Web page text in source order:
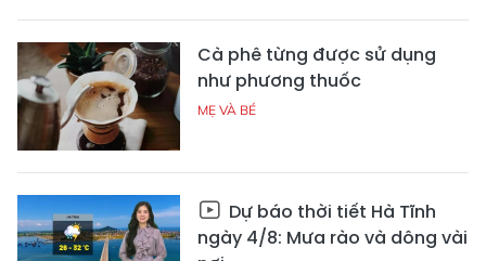
Cà phê từng được sử dụng
như phương thuốc
MẸ VÀ BÉ
Dự báo thời tiết Hà Tĩnh
ngày 4/8: Mưa rào và dông vài